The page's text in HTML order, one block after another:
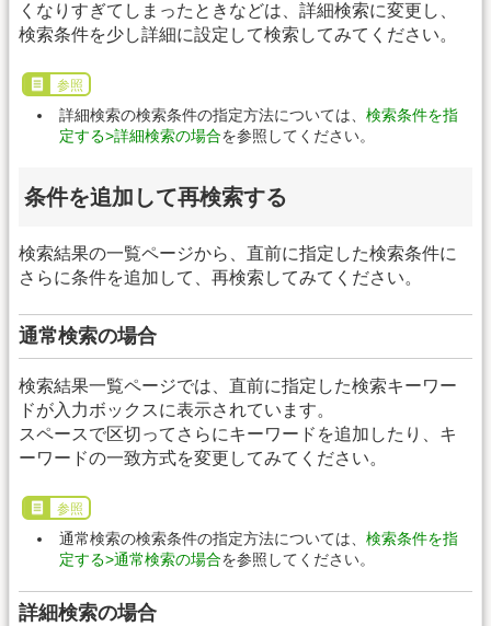
くなりすぎてしまったときなどは、詳細検索に変更し、
検索条件を少し詳細に設定して検索してみてください。
参照
詳細検索の検索条件の指定方法については、 検索条件を指
定する>詳細検索の場合を参照してください。
条件を追加して再検索する
検索結果の一覧ページから、直前に指定した検索条件に
さらに条件を追加して、再検索してみてください。
通常検索の場合
検索結果一覧ページでは、直前に指定した検索キーワー
ドが入力ボックスに表示されています。
スペースで区切ってさらにキーワードを追加したり、キ
ーワードの一致方式を変更してみてください。
参照
通常検索の検索条件の指定方法については、 検索条件を指
定する>通常検索の場合を参照してください。
詳細検索の場合